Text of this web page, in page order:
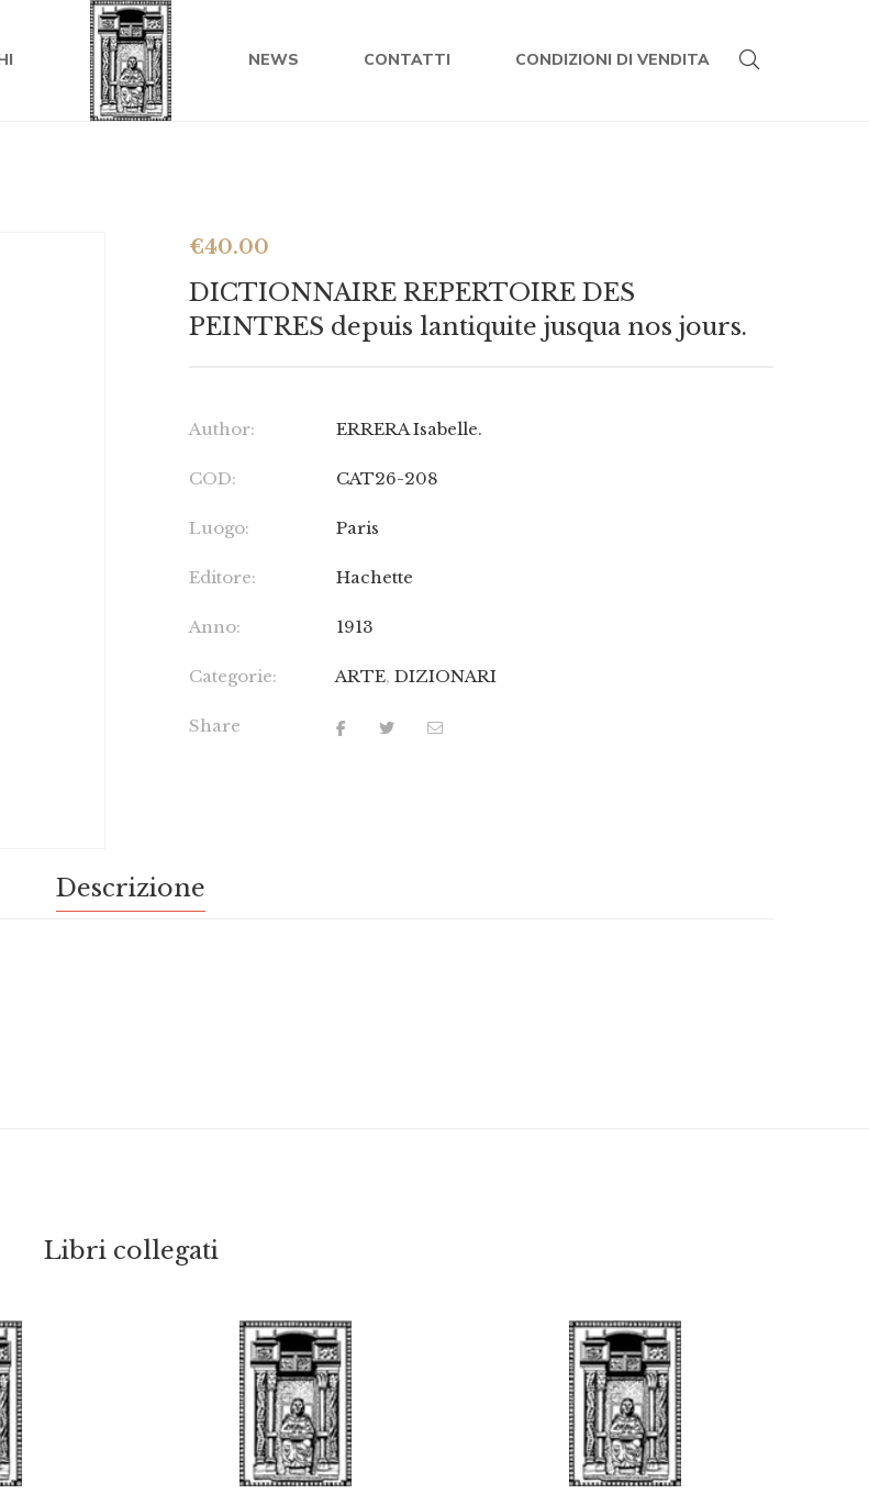
NEWS CONTATTI CONDIZIONI DI VENDITA
€40.00
DICTIONNAIRE REPERTOIRE DES
PEINTRES depuis lantiquite jusqua nos jours.
Author: ERRERA Isabelle.
COD: CAT26-208
Luogo: Paris
Editore: Hachette
Anno: 1913
Categorie: ARTE,DIZIONARI
Share
Descrizione
Libri collegati